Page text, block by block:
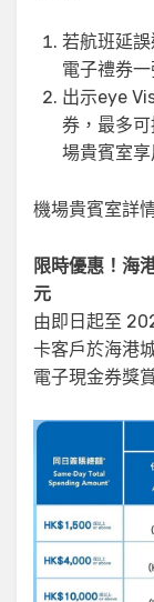
若航班延
電子禮券一
出示eye
券，最多
場貴賓室享
機場貴賓室詳
限時優惠！海
元
由即日起至
卡客戶於海港
電子現金券獎